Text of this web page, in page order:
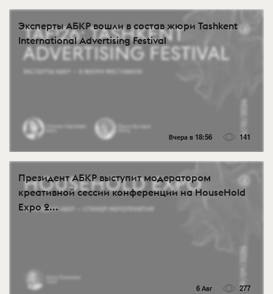
Эксперты АБКР вошли в состав жюри Tashkent
International Advertising Festival
Вчера в 18:56 141
Президент АБКР выступит модератором
креативной сессии конференции на HouseHold
Expo 2...
6 Авг 277